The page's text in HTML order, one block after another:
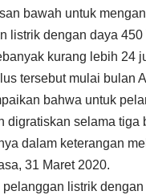
bawah untuk
listrik dengan daya
kurang lebih 24
tersebut mulai bulan
bahwa untuk
digratiskan selama
dalam keterangan
31 Maret 2020.
listrik